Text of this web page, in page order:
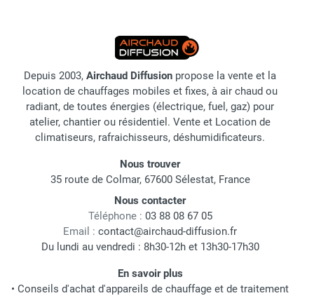
Depuis 2003, Airchaud Diffusion propose la vente et la
location de chauffages mobiles et fixes, à air chaud ou
radiant, de toutes énergies (électrique, fuel, gaz) pour
atelier, chantier ou résidentiel. Vente et Location de
climatiseurs, rafraichisseurs, déshumidificateurs.
Nous trouver
35 route de Colmar, 67600 Sélestat, France
Nous contacter
Téléphone : 03 88 08 67 05
Email : contact@airchaud-diffusion.fr
Du lundi au vendredi : 8h30-12h et 13h30-17h30
En savoir plus
• Conseils d'achat d'appareils de chauffage et de traitement